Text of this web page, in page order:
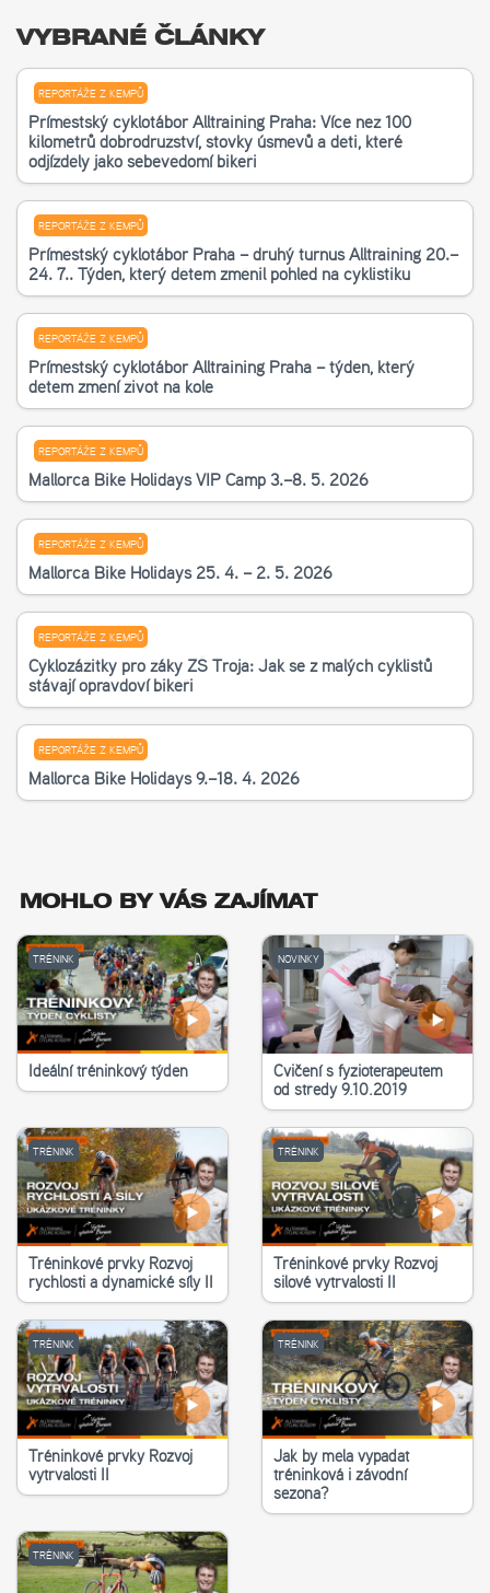
VYBRANÉ ČLÁNKY
REPORTÁŽE Z KEMPŮ
Příměstský cyklotábor Alltraining Praha: Více než 100
kilometrů dobrodružství, stovky úsměvů a děti, které
odjížděly jako sebevědomí bikeři
REPORTÁŽE Z KEMPŮ
Příměstský cyklotábor Praha – druhý turnus Alltraining 20.–
24. 7.. Týden, který dětem změnil pohled na cyklistiku
REPORTÁŽE Z KEMPŮ
Příměstský cyklotábor Alltraining Praha – týden, který
dětem změní život na kole
REPORTÁŽE Z KEMPŮ
Mallorca Bike Holidays VIP Camp 3.–8. 5. 2026
REPORTÁŽE Z KEMPŮ
Mallorca Bike Holidays 25. 4. – 2. 5. 2026
REPORTÁŽE Z KEMPŮ
Cyklozážitky pro žáky ZŠ Troja: Jak se z malých cyklistů
stávají opravdoví bikeři
REPORTÁŽE Z KEMPŮ
Mallorca Bike Holidays 9.–18. 4. 2026
MOHLO BY VÁS ZAJÍMAT
TRÉNINK
Ideální tréninkový týden
NOVINKY
Cvičení s fyzioterapeutem
od středy 9.10.2019
TRÉNINK
Tréninkové prvky Rozvoj
rychlosti a dynamické síly II
TRÉNINK
Tréninkové prvky Rozvoj
silové vytrvalosti II
TRÉNINK
Tréninkové prvky Rozvoj
vytrvalosti II
TRÉNINK
Jak by měla vypadat
tréninková i závodní
sezona?
TRÉNINK